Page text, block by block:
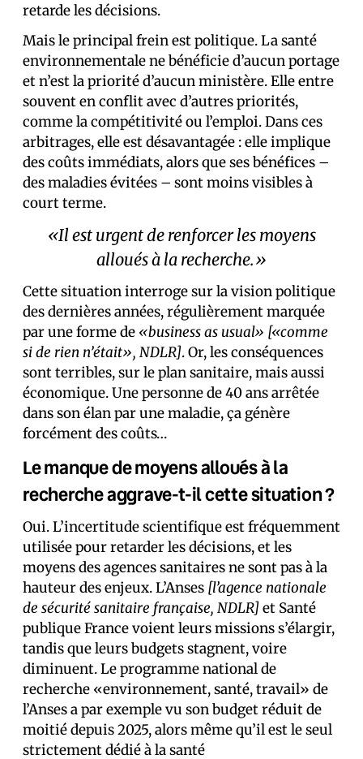
retarde les décisions.
Mais le principal frein est politique. La santé
environnementale ne bénéficie d’aucun portage
et n’est la priorité d’aucun ministère. Elle entre
souvent en conflit avec d’autres priorités,
comme la compétitivité ou l’emploi. Dans ces
arbitrages, elle est désavantagée : elle implique
des coûts immédiats, alors que ses bénéfices –
des maladies évitées – sont moins visibles à
court terme.
«Il est urgent de renforcer les moyens
alloués à la recherche.»
Cette situation interroge sur la vision politique
des dernières années, régulièrement marquée
par une forme de «business as usual» [«comme
si de rien n’était», NDLR]. Or, les conséquences
sont terribles, sur le plan sanitaire, mais aussi
économique. Une personne de 40 ans arrêtée
dans son élan par une maladie, ça génère
forcément des coûts…
Le manque de moyens alloués à la
recherche aggrave-t-il cette situation ?
Oui. L’incertitude scientifique est fréquemment
utilisée pour retarder les décisions, et les
moyens des agences sanitaires ne sont pas à la
hauteur des enjeux. L’Anses [l’agence nationale
de sécurité sanitaire française, NDLR] et Santé
publique France voient leurs missions s’élargir,
tandis que leurs budgets stagnent, voire
diminuent. Le programme national de
recherche «environnement, santé, travail» de
l’Anses a par exemple vu son budget réduit de
moitié depuis 2025, alors même qu’il est le seul
strictement dédié à la santé